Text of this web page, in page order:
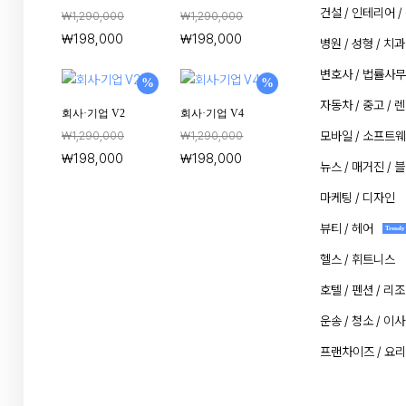
₩1,290,000
₩198,000
₩1,290,000
₩198,000
%
회사·기업 V2
₩1,290,000
₩198,000
%
회사·기업 V4
₩1,290,000
₩198,000
건설 / 인테리어 /
병원 / 성형 / 치과
변호사 / 법률사
자동차 / 중고 /
모바일 / 소프트
뉴스 / 매거진 /
마케팅 / 디자인
뷰티 / 헤어 Trendy
헬스 / 휘트니스
호텔 / 펜션 / 리
운송 / 청소 / 이사
프랜차이즈 / 요리